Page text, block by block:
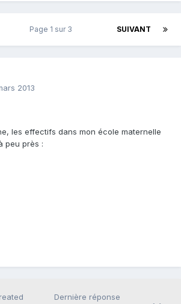
SUIVANT
Page 1 sur 3
2013
les effectifs dans mon école maternelle
peu près :
Dernière réponse